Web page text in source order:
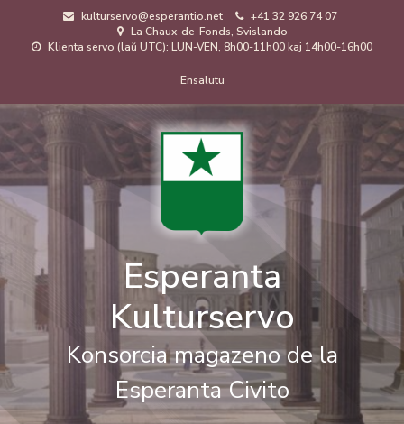
kulturservo@esperantio.net
+41 32 926 74 07
La Chaux-de-Fonds, Svislando
Klienta servo (laŭ UTC): LUN-VEN, 8h00-11h00 kaj 14h00-16h00
de
uzanto
Ensalutu
Esperanta
Kulturservo
Konsorcia magazeno de la
Esperanta Civito